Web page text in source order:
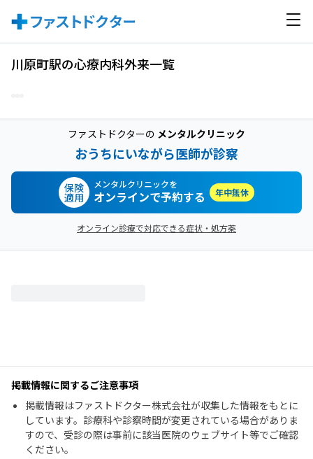
川原町駅の心療内科外来一覧
ファストドクターの メンタルクリニック
おうちにいながら医師が診察
保険
適用
メンタルクリニックを
オンラインで予約する 年中無休
オンライン診療で対応できる症状・処方薬
掲載情報に関するご注意事項
掲載情報はファストドクター株式会社が収集した情報をもとに
しています。診療科や診察時間が変更されている場合がありま
すので、受診の際は事前に該当医院のウェブサイト等でご確認
ください。